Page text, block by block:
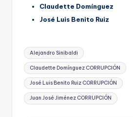
Claudette Domínguez
José Luis Benito Ruiz
Etiquetas:
Alejandro Sinibaldi
Claudette Domínguez CORRUPCIÓN
José Luis Benito Ruiz CORRUPCIÓN
Juan José Jiménez CORRUPCIÓN